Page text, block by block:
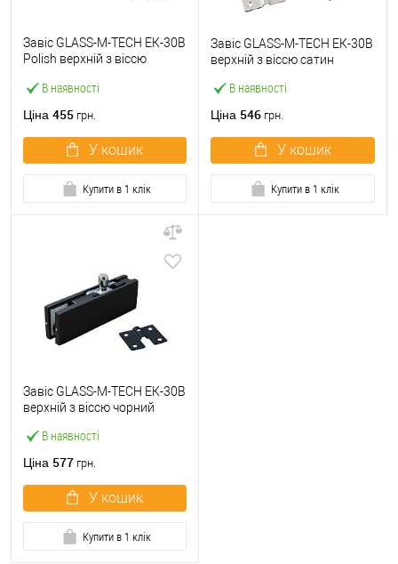
В наявності
Завіс GLASS-M-TECH ЕК-30B
Polish верхній з віссю
Ціна 455 грн.
У кошик
Купити в 1 клік
В наявності
Завіс GLASS-M-TECH ЕК-30B
верхній з віссю сатин
Ціна 546 грн.
У кошик
Купити в 1 клік
В наявності
Завіс GLASS-M-TECH ЕК-30B
верхній з віссю чорний
Ціна 577 грн.
У кошик
Купити в 1 клік